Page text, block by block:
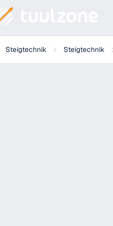
Steigtechnik Steigtechnik